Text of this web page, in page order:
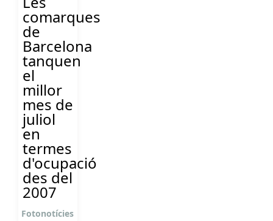
comarques
de
Barcelona
tanquen
el
millor
mes de
juliol
en
termes
d'ocupació
des del
2007
Fotonotícies